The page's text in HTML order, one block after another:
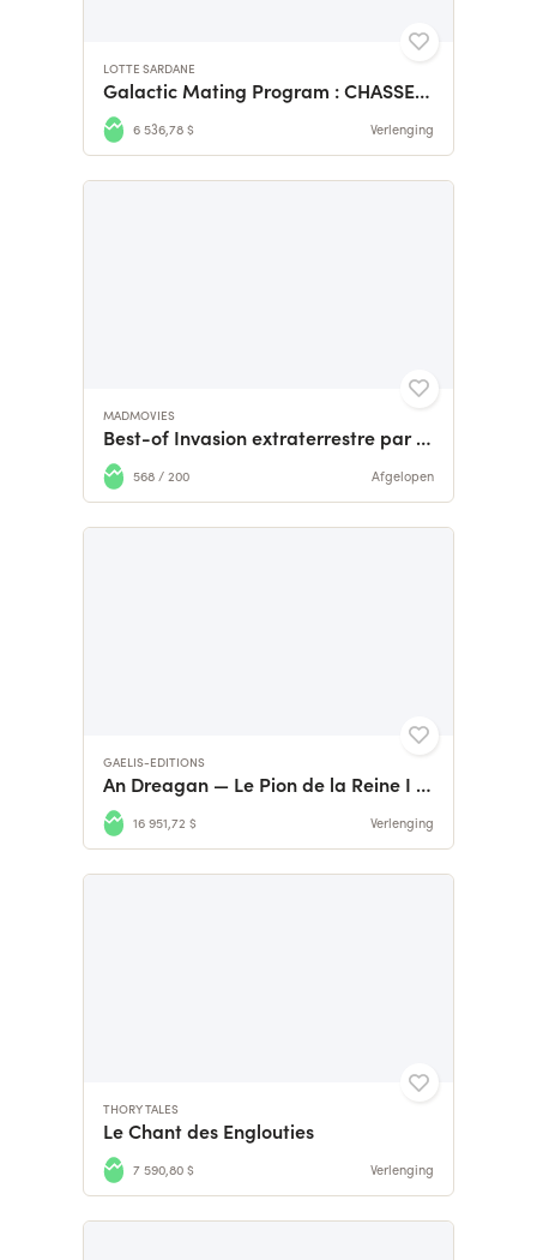
LOTTE SARDANE
Galactic Mating Program : CHASSE SAUVAGE
6 536,78 $ Verlenging
MADMOVIES
Best-of Invasion extraterrestre par MadMovies
568 / 200 Afgelopen
GAELIS-EDITIONS
An Dreagan — Le Pion de la Reine I Edition Collector
16 951,72 $ Verlenging
THORY TALES
Le Chant des Englouties
7 590,80 $ Verlenging